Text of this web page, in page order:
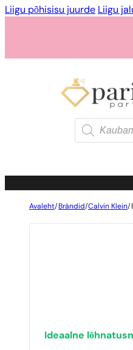
Liigu põhisisu juurde Liigu
Products
search
Avaleht/ Brändid/Calvin Klein/
Ideaalne